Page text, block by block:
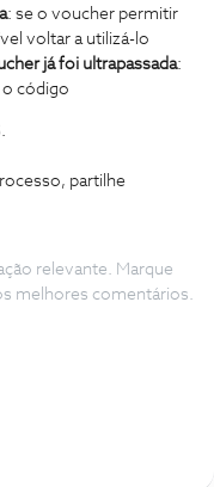
: se o voucher permitir
voltar a utilizá-lo
já foi ultrapassada:
código
partilhe
relevante. Marque
melhores comentários.